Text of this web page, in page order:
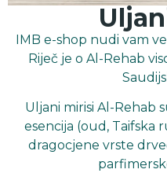
IMB e-shop nudi vam
Riječ je o Al-Rehab
Uljani mirisi Al-Rehab
esencija (oud, Taifska
dragocjene vrste